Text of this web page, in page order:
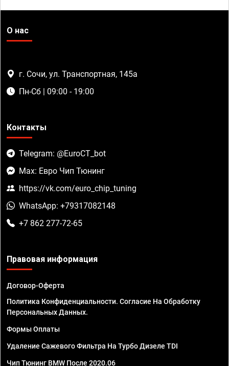
О нас
г. Сочи, ул. Транспортная, 145а
Пн-Сб | 09:00 - 19:00
Контакты
Telegram: @EuroCT_bot
Max: Евро Чип Тюнинг
https://vk.com/euro_chip_tuning
WhatsApp: +79317082148
+7 862 277-72-65
Правовая информация
Договор-Оферта
Политика Конфиденциальности. Согласие На Обработку
Персональных Данных.
Формы Оплаты
Удаление Сажевого Фильтра На Турбо Дизеле TDI
Чип Тюнинг BMW После 2020.06